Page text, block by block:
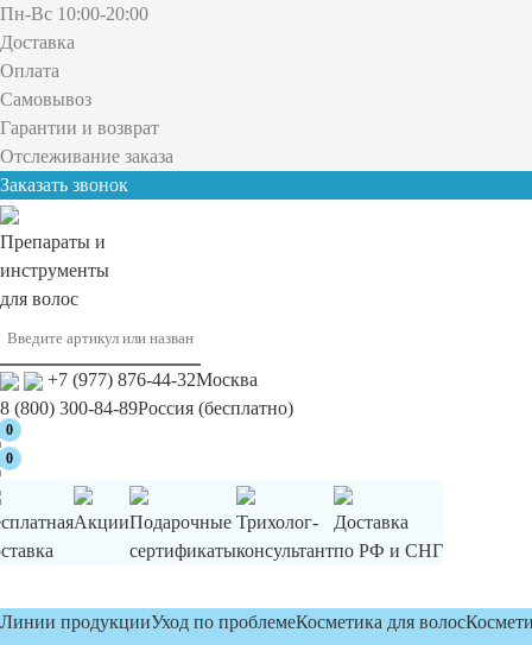
Пн-Вс 10:00-20:00
Доставка
Оплата
Самовывоз
Гарантии и возврат
Отслеживание заказа
Заказать звонок
Препараты и
инструменты
для волос
+7 (977) 876-44-32Москва
8 (800) 300-84-89Россия (бесплатно)
0
0
АкцииПодарочные
сертификаты
Трихолог-
консультант
Доставка
по РФ и СНГ
Линии продукцииУход по проблемеКосметика для волос